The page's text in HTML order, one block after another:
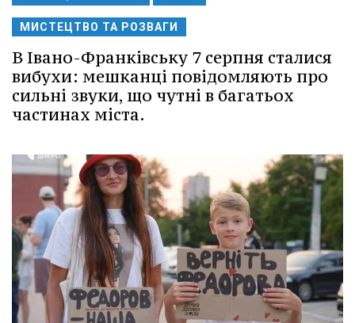
МИСТЕЦТВО ТА РОЗВАГИ
В Івано-Франківську 7 серпня сталися
вибухи: мешканці повідомляють про
сильні звуки, що чутні в багатьох
частинах міста.